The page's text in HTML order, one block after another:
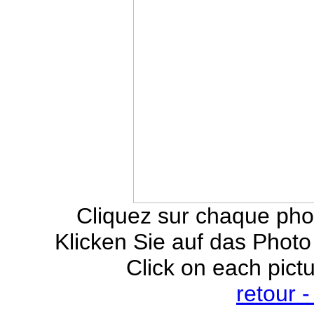
Cliquez sur chaque
Klicken Sie auf das
Click on each
retour